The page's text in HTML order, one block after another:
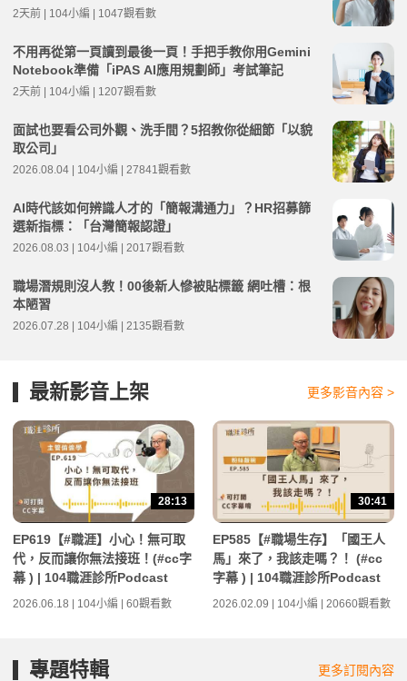
2天前 | 104小編 | 1047觀看數
不用再從第一頁讀到最後一頁！手把手教你用Gemini
Notebook準備「iPAS AI應用規劃師」考試筆記
2天前 | 104小編 | 1207觀看數
面試也要看公司外觀、洗手間？5招教你從細節「以貌
取公司」
2026.08.04 | 104小編 | 27841觀看數
AI時代該如何辨識人才的「簡報溝通力」？HR招募篩
選新指標：「台灣簡報認證」
2026.08.03 | 104小編 | 2017觀看數
職場潛規則沒人教！00後新人慘被貼標籤 網吐槽：根
本陋習
2026.07.28 | 104小編 | 2135觀看數
最新影音上架 更多影音內容 >
28:13
EP619【#職涯】小心！無可取
代，反而讓你無法接班！(#cc字
幕 ) | 104職涯診所Podcast
2026.06.18 | 104小編 | 60觀看數
30:41
EP585【#職場生存】「國王人
馬」來了，我該走嗎？！ (#cc
字幕 ) | 104職涯診所Podcast
2026.02.09 | 104小編 | 20660觀看數
專題特輯 更多訂閱內容